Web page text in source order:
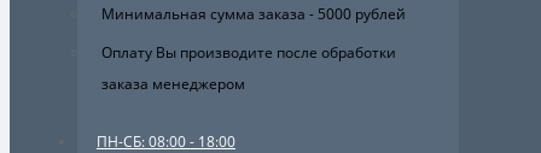
Минимальная сумма заказа - 5000 рублей
Оплату Вы производите после обработки
заказа менеджером
ПН-СБ: 08:00 - 18:00